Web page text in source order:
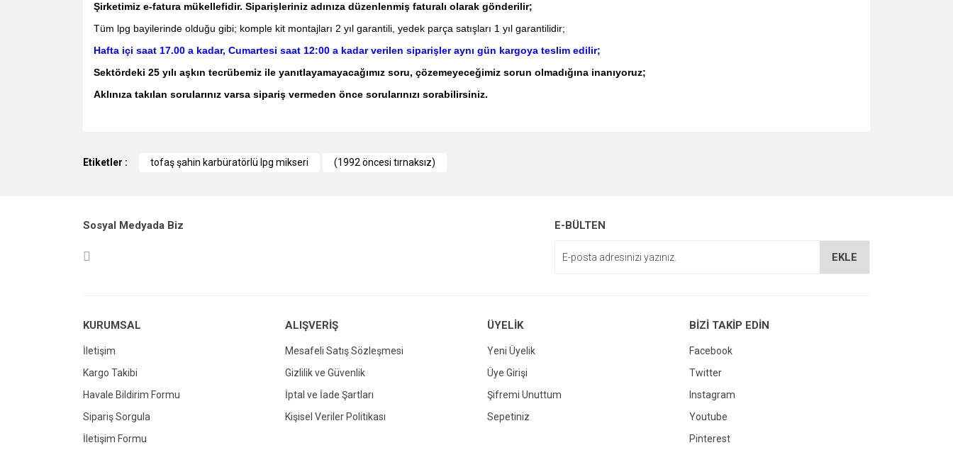
Şirketimiz e-fatura mükellefidir. Siparişleriniz adınıza düzenlenmiş faturalı olarak gönderilir;
Tüm lpg bayilerinde olduğu gibi; komple kit montajları 2 yıl garantili, yedek parça satışları 1 yıl garantilidir;
Hafta içi saat 17.00 a kadar, Cumartesi saat 12:00 a kadar verilen siparişler aynı gün kargoya teslim edilir;
Sektördeki 25 yılı aşkın tecrübemiz ile yanıtlayamayacağımız soru, çözemeyeceğimiz sorun olmadığına inanıyoruz;
Aklınıza takılan sorularınız varsa sipariş vermeden önce sorularınızı sorabilirsiniz.
Ürün bilgilerinde hatalar bulunuyor.
Gönder
Etiketler : tofaş şahin karbüratörlü lpg mikseri (1992 öncesi tırnaksız)
Sosyal Medyada Biz E-BÜLTEN
EKLE
KURUMSAL
İletişim
Kargo Takibi
Havale Bildirim Formu
Sipariş Sorgula
İletişim Formu
ALIŞVERİŞ
Mesafeli Satış Sözleşmesi
Gizlilik ve Güvenlik
İptal ve İade Şartları
Kişisel Veriler Politikası
ÜYELİK
Yeni Üyelik
Üye Girişi
Şifremi Unuttum
Sepetiniz
BİZİ TAKİP EDİN
Facebook
Twitter
Instagram
Youtube
Pinterest